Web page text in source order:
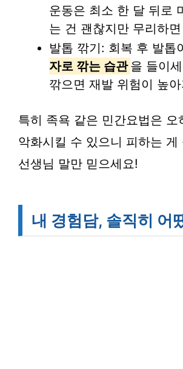
운동은 최소 한 달 뒤로
는 건 괜찮지만 무리하
발톱 깎기: 회복 후 발톱
자로 깎는 습관 을 들이
깎으면 재발 위험이 높
특히 족욕 같은 민간요법은 오
악화시킬 수 있으니 피하는 게
선생님 말만 믿으세요!
내 경험담, 솔직히 어